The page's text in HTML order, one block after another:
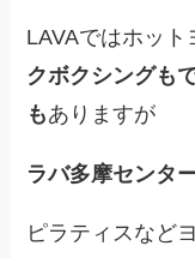
LAVAではホット
クボクシングも
もありますが
ラバ多摩センタ
ピラティスなど